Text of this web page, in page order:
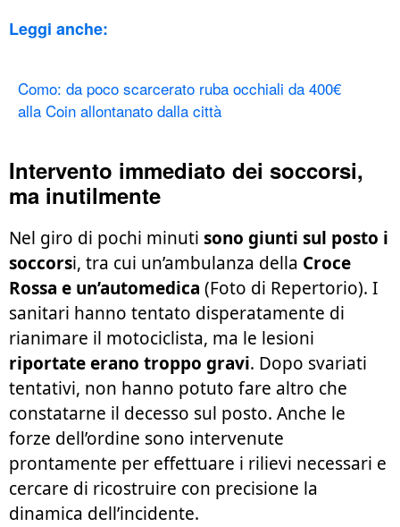
Leggi anche:
Como: da poco scarcerato ruba occhiali da 400€
alla Coin allontanato dalla città
Intervento immediato dei soccorsi,
ma inutilmente
Nel giro di pochi minuti sono giunti sul posto i
soccorsi, tra cui un’ambulanza della Croce
Rossa e un’automedica (Foto di Repertorio). I
sanitari hanno tentato disperatamente di
rianimare il motociclista, ma le lesioni
riportate erano troppo gravi. Dopo svariati
tentativi, non hanno potuto fare altro che
constatarne il decesso sul posto. Anche le
forze dell’ordine sono intervenute
prontamente per effettuare i rilievi necessari e
cercare di ricostruire con precisione la
dinamica dell’incidente.